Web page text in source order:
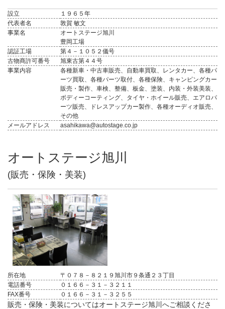
設立
１９６５年
代表者名
敦賀 敏文
事業名
オートステージ旭川
豊岡工場
認証工場
第４－１０５２儀号
古物商許可番号
旭東古第４４号
事業内容
各種新車・中古車販売、自動車買取、レンタカー、各種パ
ーツ買取、各種パーツ取付、各種保険、キャンピングカー
販売・製作、車検、整備、板金、塗装、内装・外装美装、
ボディーコーティング、タイヤ・ホイール販売、エアロパ
ーツ販売、ドレスアップカー製作、各種オーディオ販売、
その他
メールアドレス
asahikawa@autostage.co.jp
オートステージ旭川
(販売・保険・美装)
所在地
〒０７８－８２１９旭川市９条通２３丁目
電話番号
０１６６－３１－３２１１
FAX番号
０１６６－３１－３２５５
販売・保険・美装についてはオートステージ旭川へご相談くださ